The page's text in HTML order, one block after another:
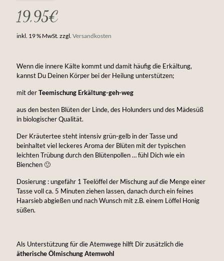
19,95€
inkl. 19 % MwSt. zzgl. Versandkosten
Wenn die innere Kälte kommt und damit häufig die Erkältung,
kannst Du Deinen Körper bei der Heilung unterstützen;
mit derTeemischung Erkältung-geh-weg
aus den besten Blüten der Linde, des Holunders und des Mädesüß
in biologischer Qualität.
Der Kräutertee steht intensiv grün-gelb in der Tasse und
beinhaltet viel leckeres Aroma der Blüten mit der typischen
leichten Trübung durch den Blütenpollen … fühl Dich wie ein
Bienchen 🙂
Dosierung : ungefähr 1 Teelöffel der Mischung auf die Menge einer
Tasse voll ca. 5 Minuten ziehen lassen, danach durch ein feines
Haarsieb abgießen und nach Wunsch mit z.B. einem Löffel Honig
süßen.
Als Unterstützung für die Atemwege hilft Dir zusätzlich die
ätherische Ölmischung Atemwohl